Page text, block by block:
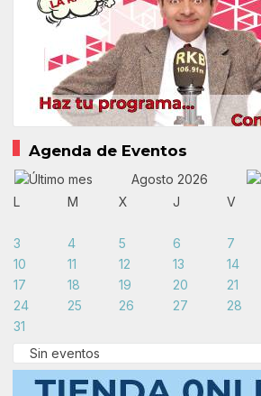
Agenda de Eventos
Agosto 2026
L
M X J V
3
4 5 6 7
10
11 12 13 14
17
18 19 20 21
24
25 26 27 28
31
Sin eventos